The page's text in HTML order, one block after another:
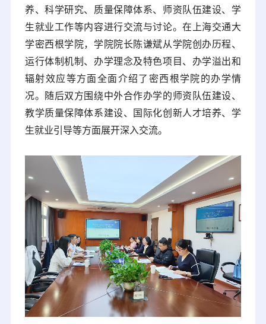
养、科学研究、质量保障体系、师资队伍建设、学
生就业工作等内容进行交流与讨论。在上海交通大
学密西根学院，学院院长陈谦斌从学院创办历程、
运行体制机制、办学理念及特色项目、办学溢出和
辐射效应等方面全面介绍了密西根学院的办学情
况。随后双方围绕中外合作办学的师资队伍建设、
教学质量保障体系建设、国际化创新人才培养、学
生就业引导等方面展开深入交流。